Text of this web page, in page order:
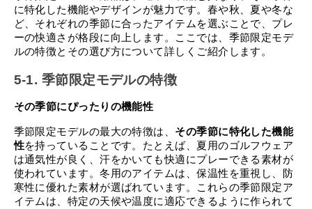
に特化した機能やデザインが魅力です。春や秋、夏や冬な
ど、それぞれの季節に合ったアイテムを選ぶことで、プレ
ーの快適さが格段に向上します。ここでは、季節限定モデ
ルの特徴とその選び方について詳しくご紹介します。
5-1. 季節限定モデルの特徴
その季節にぴったりの機能性
季節限定モデルの最大の特徴は、 その季節に特化した機能
性を持っていることです。たとえば、夏用のゴルフウェア
は通気性が良く、汗をかいても快適にプレーできる素材が
使われています。冬用のアイテムは、保温性を重視し、防
寒性に優れた素材が選ばれています。これらの季節限定ア
イテムは、特定の天候や温度に適応できるように作られて